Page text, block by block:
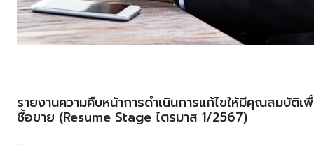
รายงานความคืบหน้าการดำเนินการแก้ไขให้มีคุณสมบัติเ
ซื้อขาย (Resume Stage ไตรมาส 1/2567)
...